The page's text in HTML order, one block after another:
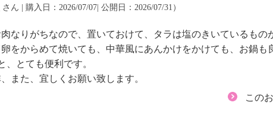
さん | 購入日：2026/07/07| 公開日：2026/07/31）
なりがちなので、置いておけて、タラは塩のきいているもの
をからめて焼いても、中華風にあんかけをかけても、お鍋も
とても便利です。
また、宜しくお願い致します。
この